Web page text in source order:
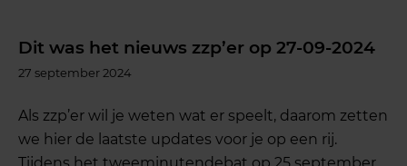
Dit was het nieuws zzp’er op 27-09-2024
27 september 2024
Als zzp’er wil je weten wat er speelt, daarom zetten
we hier de laatste updates voor je op een rij.